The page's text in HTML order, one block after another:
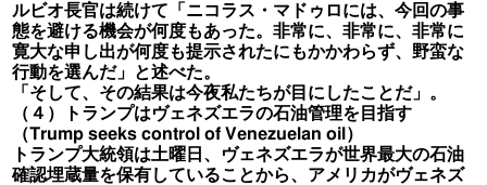
ルビオ長官は続けて「ニコラス・マドゥロには、今回の事
態を避ける機会が何度もあった。非常に、非常に、非常に
寛大な申し出が何度も提示されたにもかかわらず、野蛮な
行動を選んだ」と述べた。
「そして、その結果は今夜私たちが目にしたことだ」。
（４）トランプはヴェネズエラの石油管理を目指す
（Trump seeks control of Venezuelan oil）
トランプ大統領は土曜日、ヴェネズエラが世界最大の石油
確認埋蔵量を保有していることから、アメリカがヴェネズ